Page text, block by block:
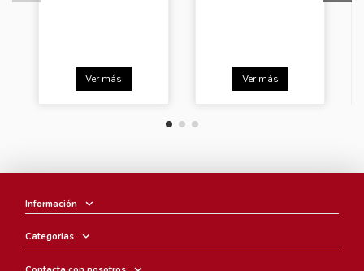
Ver más Ver más
Información
Categorias